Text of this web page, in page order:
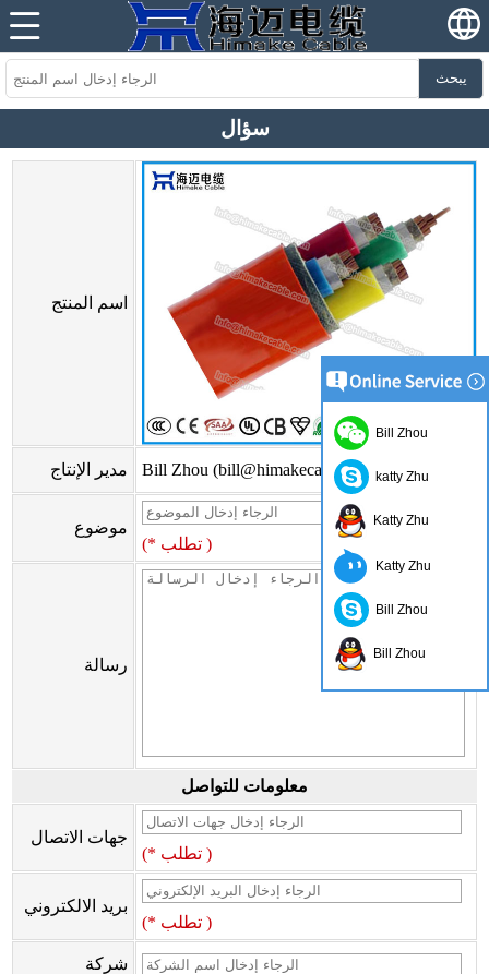
يبحث
سؤال
اسم المنتج
مدير الإنتاج Bill Zhou (bill@himakecable.com)
موضوع
(* تطلب )
رسالة
معلومات للتواصل
جهات الاتصال
(* تطلب )
بريد الالكتروني
(* تطلب )
شركة
Bill Zhou
katty Zhu
Katty Zhu
Katty Zhu
Bill Zhou
Bill Zhou